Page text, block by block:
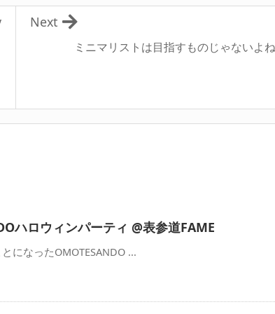
ミニマリストは目指すものじゃないよね
Next
ハロウィンパーティ @表参道FAME
になったOMOTESANDO ...